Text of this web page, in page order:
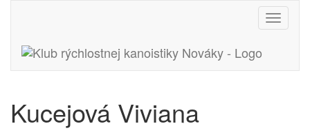
Toggle
Kucejová Viviana